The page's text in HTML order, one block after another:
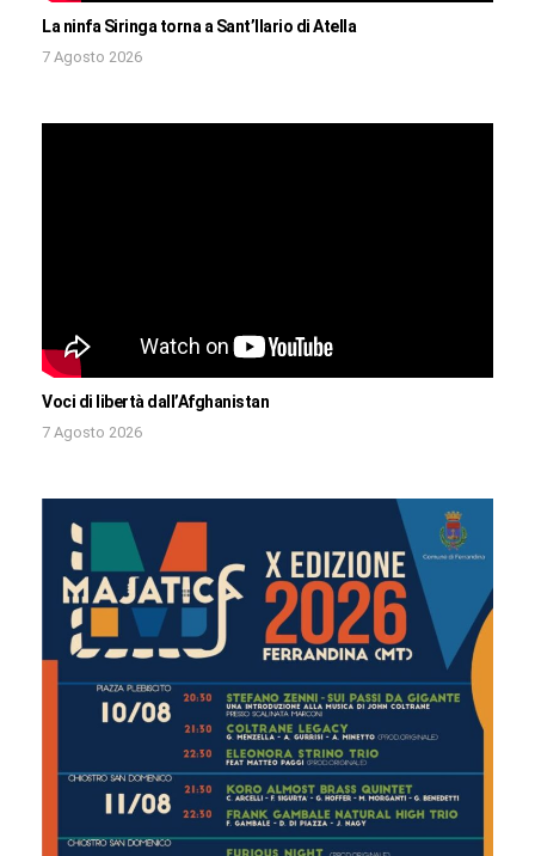
La ninfa Siringa torna a Sant’Ilario di Atella
7 Agosto 2026
Voci di libertà dall’Afghanistan
7 Agosto 2026